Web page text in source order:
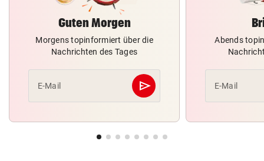
Guten Morgen
Morgens topinformiert über die
Nachrichten des Tages
E-Mail send
Abschicken
Abends
E-Mail